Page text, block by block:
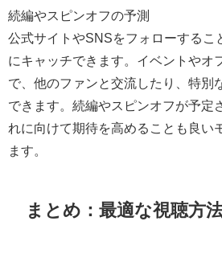
続編やスピンオフの予測
公式サイトやSNSをフォローするこ
にキャッチできます。イベントやオ
で、他のファンと交流したり、特別
できます。続編やスピンオフが予定
れに向けて期待を高めることも良い
ます。
まとめ：最適な視聴方